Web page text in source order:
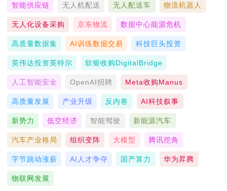
智能供应链 无人机配送 无人配送车 物流机器人
无人化设备采购 京东物流 数据中心能源危机
高质量数据集 AI训练数据交易 科技巨头投资
英伟达投资英特尔 软银收购DigitalBridge
人工智能安全 OpenAI招聘 Meta收购Manus
高质量发展 产业升级 反内卷 AI科技叙事
新势力 低空经济 智能驾驶 新能源汽车
汽车产业格局 组织变阵 大模型 腾讯挖角
字节跳动涨薪 AI人才争夺 国产算力 华为昇腾
物联网发展